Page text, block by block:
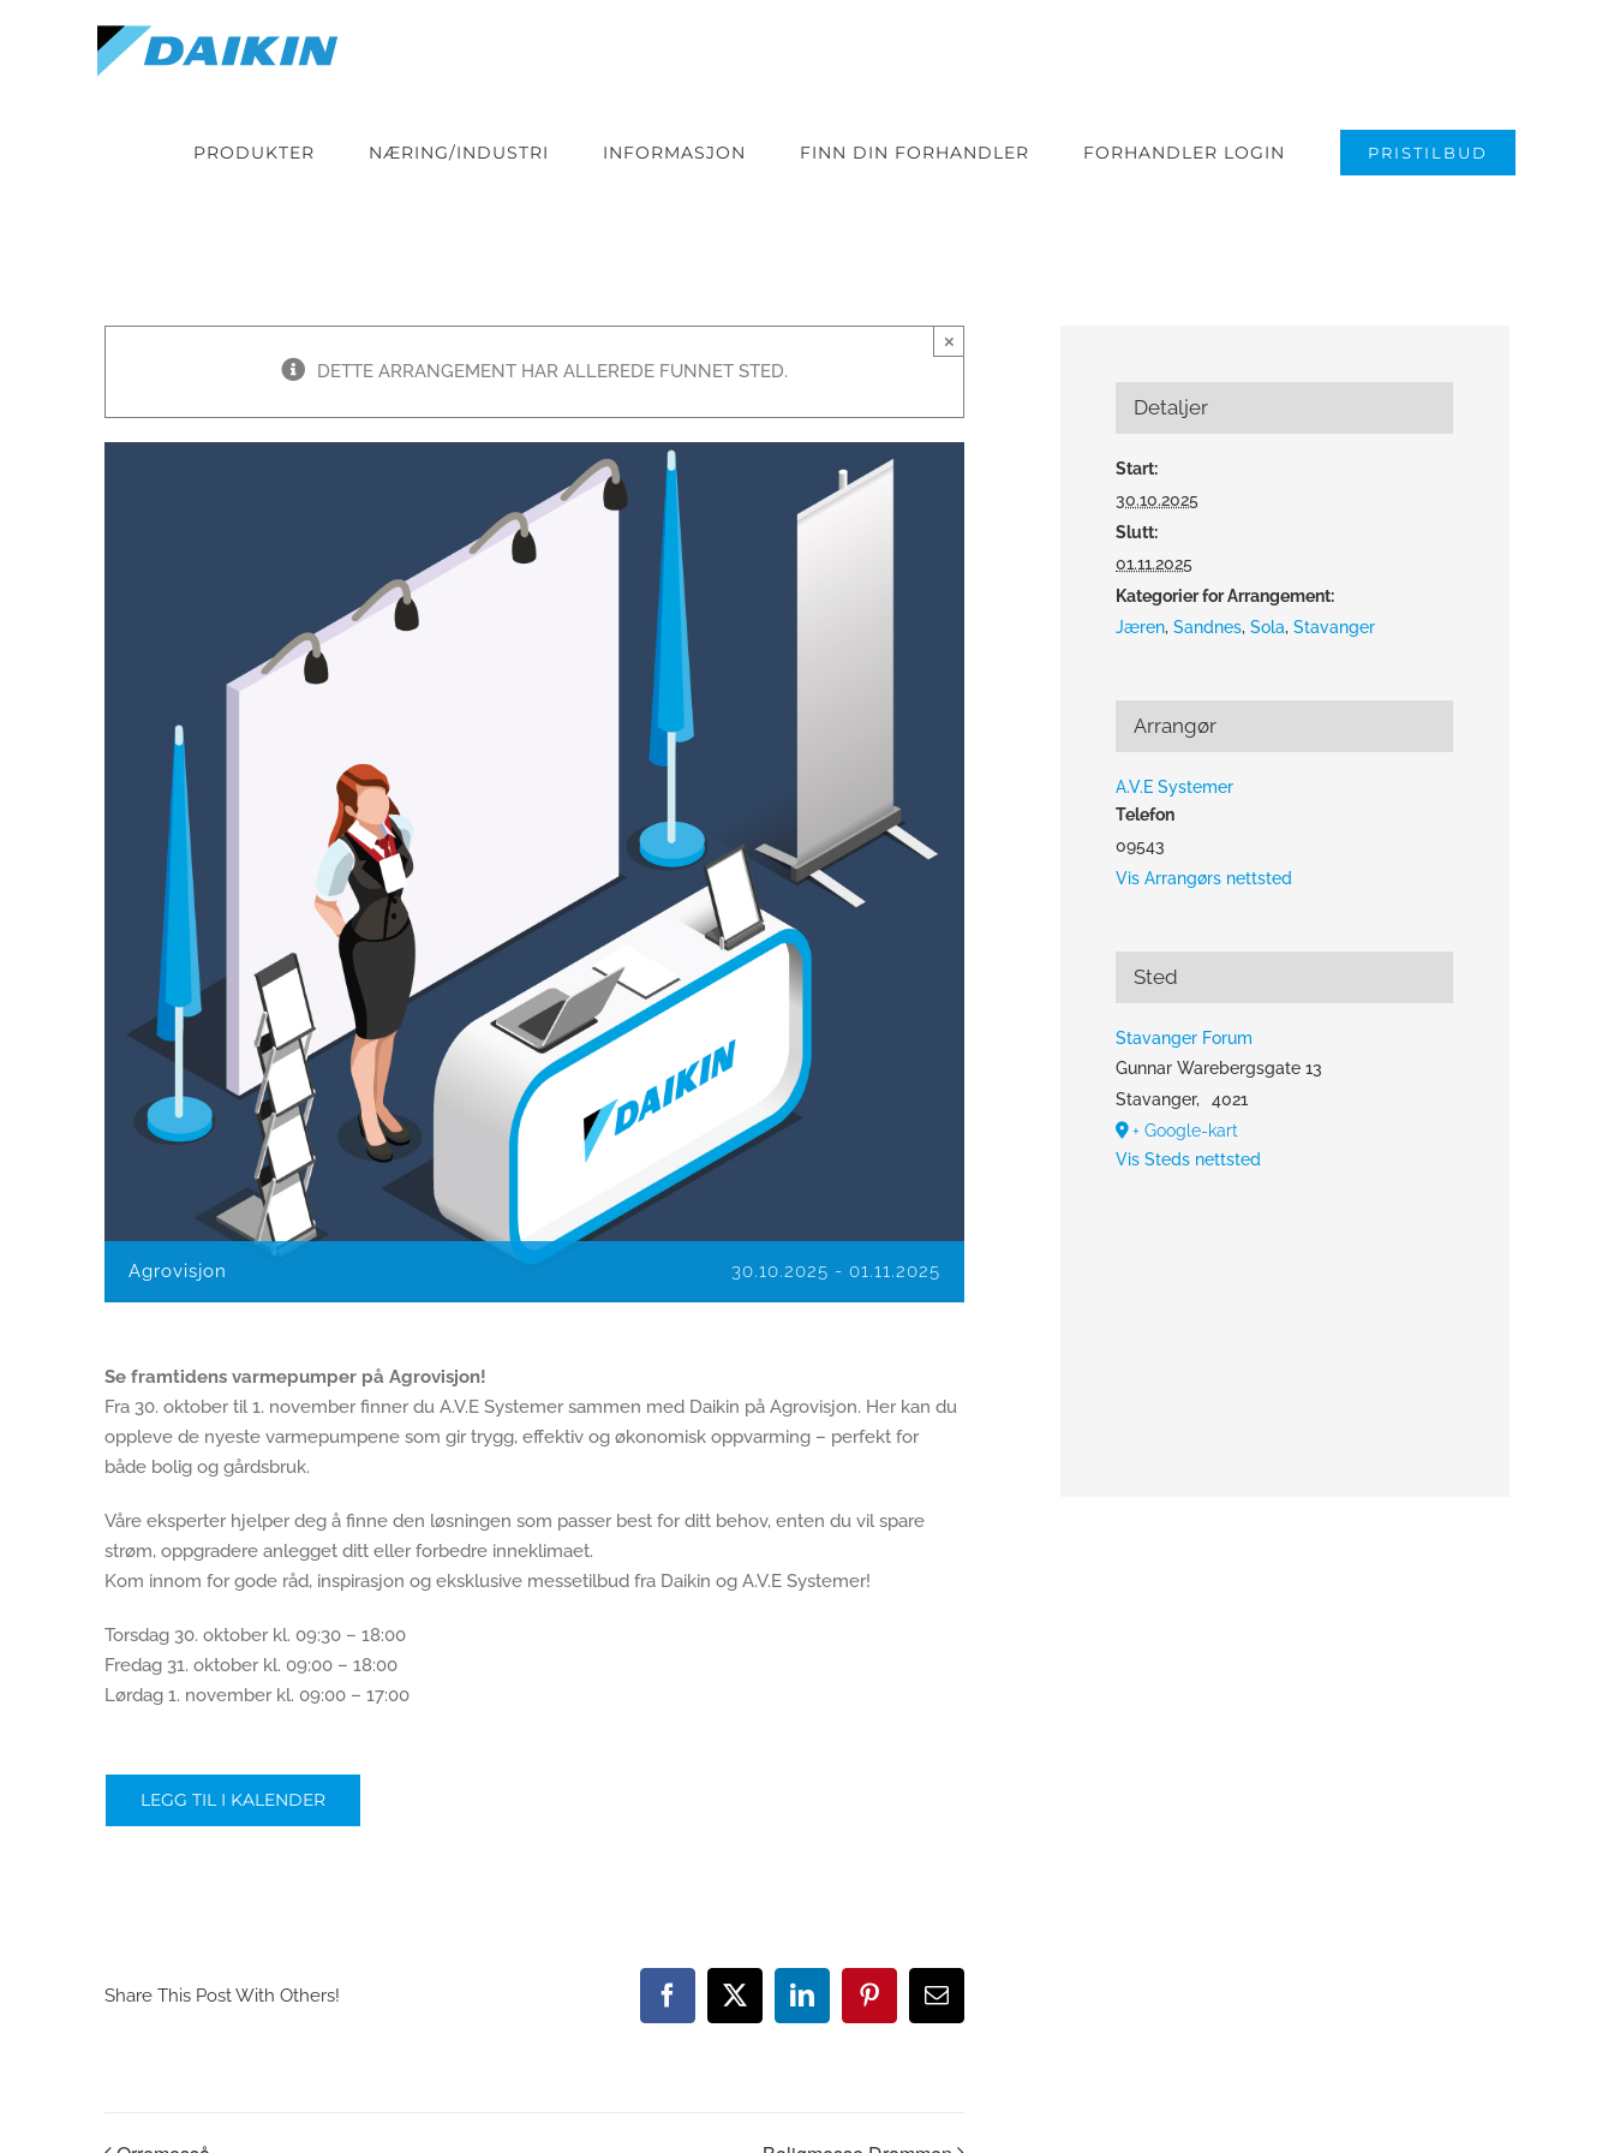
PRODUKTER NÆRING/INDUSTRI INFORMASJON FINN DIN FORHANDLER FORHANDLER LOGIN PRISTILBUD
DETTE ARRANGEMENT HAR ALLEREDE FUNNET STED.
×
Agrovisjon 30.10.2025 - 01.11.2025
Se framtidens varmepumper på Agrovisjon!
Fra 30. oktober til 1. november finner du A.V.E Systemer sammen med Daikin på Agrovisjon. Her kan du
oppleve de nyeste varmepumpene som gir trygg, effektiv og økonomisk oppvarming – perfekt for
både bolig og gårdsbruk.
Våre eksperter hjelper deg å finne den løsningen som passer best for ditt behov, enten du vil spare
strøm, oppgradere anlegget ditt eller forbedre inneklimaet.
Kom innom for gode råd, inspirasjon og eksklusive messetilbud fra Daikin og A.V.E Systemer!
Torsdag 30. oktober kl. 09:30 – 18:00
Fredag 31. oktober kl. 09:00 – 18:00
Lørdag 1. november kl. 09:00 – 17:00
LEGG TIL I KALENDER
Share This Post With Others! Facebook
X LinkedInPinterest
E-
post
Detaljer
Start:
30.10.2025
Slutt:
01.11.2025
Kategorier for Arrangement:
Jæren,Sandnes,Sola,Stavanger
Arrangør
A.V.E Systemer
Telefon
09543
Vis Arrangørs nettsted
Sted
Stavanger Forum
Gunnar Warebergsgate 13
Stavanger,
4021
+ Google-kart
Vis Steds nettsted